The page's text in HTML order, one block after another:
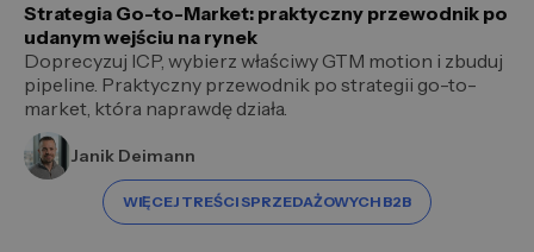
Strategia Go-to-Market: praktyczny przewodnik po
udanym wejściu na rynek
Doprecyzuj ICP, wybierz właściwy GTM motion i zbuduj
pipeline. Praktyczny przewodnik po strategii go-to-
market, która naprawdę działa.
Janik Deimann
WIĘCEJ TREŚCI SPRZEDAŻOWYCH B2B